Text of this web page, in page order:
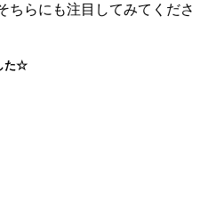
ちらにも注目してみてくださ